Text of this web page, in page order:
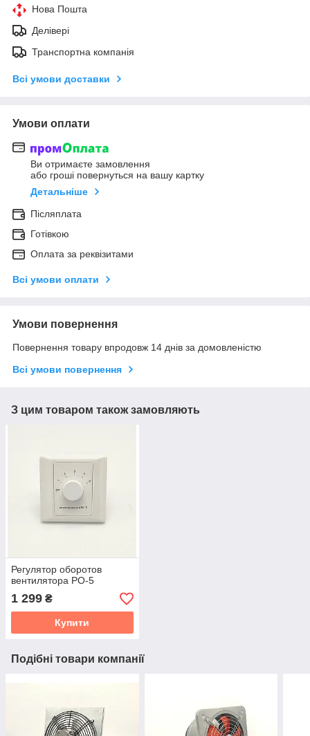
Нова Пошта
Делівері
Транспортна компанія
Всі умови доставки
Умови оплати
Ви отримаєте замовлення
або гроші повернуться на вашу картку
Детальніше
Післяплата
Готівкою
Оплата за реквізитами
Всі умови оплати
Умови повернення
Повернення товару впродовж 14 днів за домовленістю
Всі умови повернення
З цим товаром також замовляють
Регулятор оборотов
вентилятора РО-5
1 299 ₴
Купити
Подібні товари компанії